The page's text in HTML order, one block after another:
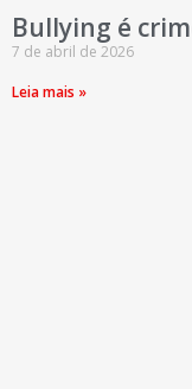
Bullying é
7 de abril de 2026
Leia mais »